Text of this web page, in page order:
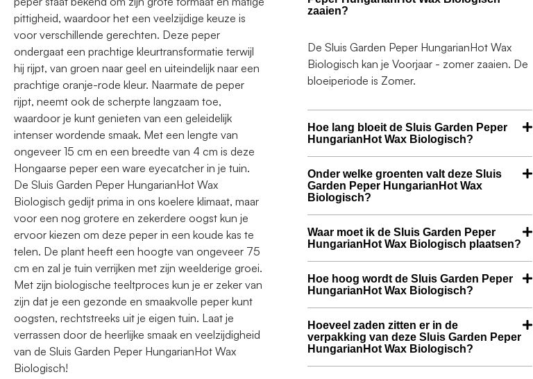
pittigheid, waardoor het een veelzijdige keuze is
voor verschillende gerechten. Deze peper
ondergaat een prachtige kleurtransformatie terwijl
hij rijpt, van groen naar geel en uiteindelijk naar een
prachtige oranje-rode kleur. Naarmate de peper
rijpt, neemt ook de scherpte langzaam toe,
waardoor je kunt genieten van een geleidelijk
intenser wordende smaak. Met een lengte van
ongeveer 15 cm en een breedte van 4 cm is deze
Hongaarse peper een ware eyecatcher in je tuin.
De Sluis Garden Peper HungarianHot Wax
Biologisch gedijt prima in ons koelere klimaat, maar
voor een nog grotere en zekerdere oogst kun je
ervoor kiezen om deze peper in een koude kas te
telen. De plant heeft een hoogte van ongeveer 75
cm en zal je tuin verrijken met zijn weelderige groei.
Met zijn biologische teeltproces kun je er zeker van
zijn dat je een gezonde en smaakvolle peper kunt
oogsten, rechtstreeks uit je eigen tuin. Laat je
verrassen door de heerlijke smaak en veelzijdigheid
van de Sluis Garden Peper HungarianHot Wax
Biologisch!
zaaien?
De Sluis Garden Peper HungarianHot Wax
Biologisch kan je Voorjaar - zomer zaaien. De
bloeiperiode is Zomer.
Hoe lang bloeit de Sluis Garden Peper
HungarianHot Wax Biologisch?
Onder welke groenten valt deze Sluis
Garden Peper HungarianHot Wax
Biologisch?
Waar moet ik de Sluis Garden Peper
HungarianHot Wax Biologisch plaatsen?
Hoe hoog wordt de Sluis Garden Peper
HungarianHot Wax Biologisch?
Hoeveel zaden zitten er in de
verpakking van deze Sluis Garden Peper
HungarianHot Wax Biologisch?